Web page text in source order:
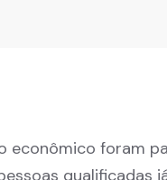
econômico foram
qualificadas